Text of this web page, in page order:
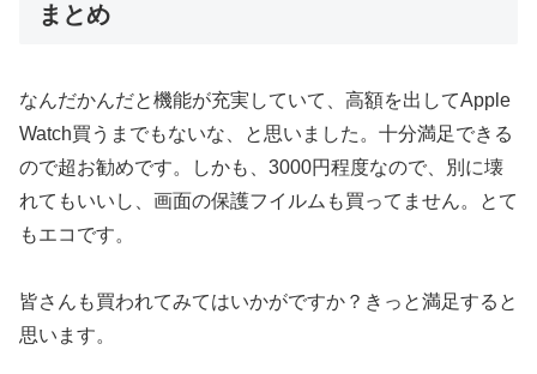
まとめ
なんだかんだと機能が充実していて、高額を出してApple
Watch買うまでもないな、と思いました。十分満足できる
ので超お勧めです。しかも、3000円程度なので、別に壊
れてもいいし、画面の保護フイルムも買ってません。とて
もエコです。
皆さんも買われてみてはいかがですか？きっと満足すると
思います。